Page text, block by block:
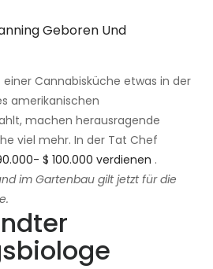
Geboren Und
Cannabisküche etwas in der
amerikanischen
machen herausragende
viel mehr. In der Tat Chef
$ 100.000 verdienen .
im Gartenbau gilt jetzt für die